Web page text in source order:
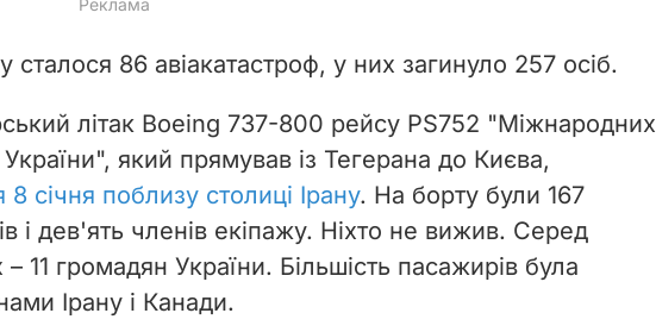
сталося 86 авіакатастроф, у них загинуло 257 осіб.
літак Boeing 737-800 рейсу PS752 "Міжнародних
України", який прямував із Тегерана до Києва,
8 січня поблизу столиці Ірану. На борту були 167
і дев'ять членів екіпажу. Ніхто не вижив. Серед
– 11 громадян України. Більшість пасажирів була
Ірану і Канади.